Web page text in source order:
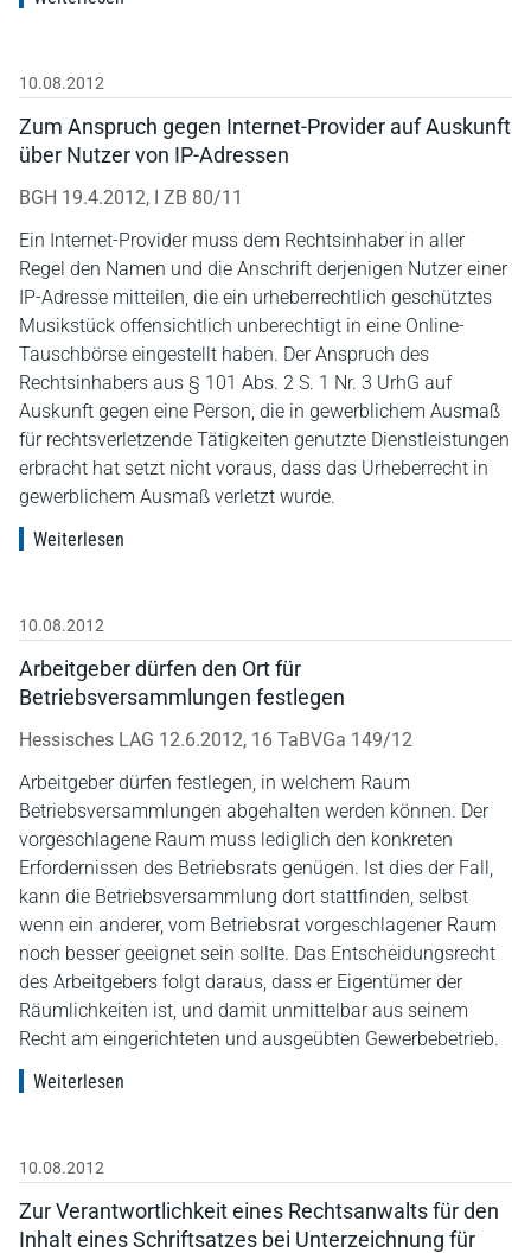
10.08.2012
Zum Anspruch gegen Internet-Provider auf Auskunft
über Nutzer von IP-Adressen
BGH 19.4.2012, I ZB 80/11
Ein Internet-Provider muss dem Rechtsinhaber in aller
Regel den Namen und die Anschrift derjenigen Nutzer einer
IP-Adresse mitteilen, die ein urheberrechtlich geschütztes
Musikstück offensichtlich unberechtigt in eine Online-
Tauschbörse eingestellt haben. Der Anspruch des
Rechtsinhabers aus § 101 Abs. 2 S. 1 Nr. 3 UrhG auf
Auskunft gegen eine Person, die in gewerblichem Ausmaß
für rechtsverletzende Tätigkeiten genutzte Dienstleistungen
erbracht hat setzt nicht voraus, dass das Urheberrecht in
gewerblichem Ausmaß verletzt wurde.
Weiterlesen
10.08.2012
Arbeitgeber dürfen den Ort für
Betriebsversammlungen festlegen
Hessisches LAG 12.6.2012, 16 TaBVGa 149/12
Arbeitgeber dürfen festlegen, in welchem Raum
Betriebsversammlungen abgehalten werden können. Der
vorgeschlagene Raum muss lediglich den konkreten
Erfordernissen des Betriebsrats genügen. Ist dies der Fall,
kann die Betriebsversammlung dort stattfinden, selbst
wenn ein anderer, vom Betriebsrat vorgeschlagener Raum
noch besser geeignet sein sollte. Das Entscheidungsrecht
des Arbeitgebers folgt daraus, dass er Eigentümer der
Räumlichkeiten ist, und damit unmittelbar aus seinem
Recht am eingerichteten und ausgeübten Gewerbebetrieb.
Weiterlesen
10.08.2012
Zur Verantwortlichkeit eines Rechtsanwalts für den
Inhalt eines Schriftsatzes bei Unterzeichnung für